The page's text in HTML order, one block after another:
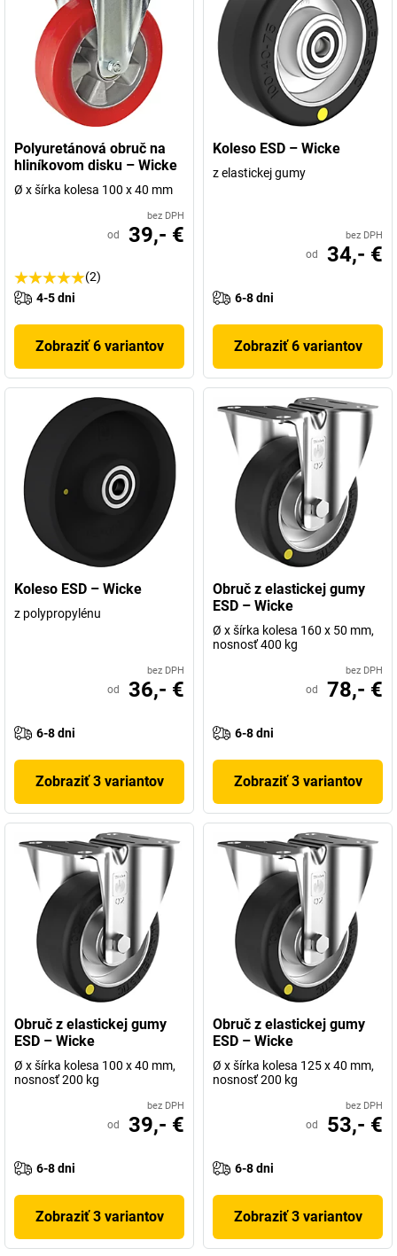
Polyuretánová obruč na
hliníkovom disku – Wicke
Ø x šírka kolesa 100 x 40 mm
bez DPH
od 39,- €
(2)
4-5 dni
Zobraziť 6 variantov
Koleso ESD – Wicke
z elastickej gumy
bez DPH
od 34,- €
6-8 dni
Zobraziť 6 variantov
Koleso ESD – Wicke
z polypropylénu
bez DPH
od 36,- €
6-8 dni
Zobraziť 3 variantov
Obruč z elastickej gumy
ESD – Wicke
Ø x šírka kolesa 160 x 50 mm,
nosnosť 400 kg
bez DPH
od 78,- €
6-8 dni
Zobraziť 3 variantov
Obruč z elastickej gumy
ESD – Wicke
Ø x šírka kolesa 100 x 40 mm,
nosnosť 200 kg
bez DPH
od 39,- €
6-8 dni
Zobraziť 3 variantov
Obruč z elastickej gumy
ESD – Wicke
Ø x šírka kolesa 125 x 40 mm,
nosnosť 200 kg
bez DPH
od 53,- €
6-8 dni
Zobraziť 3 variantov